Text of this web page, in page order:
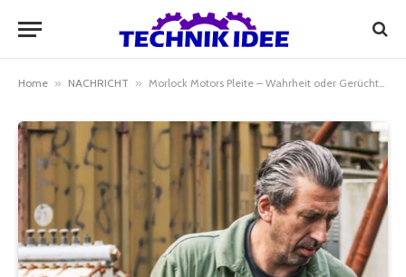
Home » NACHRICHT » Morlock Motors Pleite – Wahrheit oder Gerücht? Die ganze Wahrheit über das Unternehmen